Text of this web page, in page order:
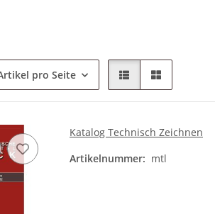
pro Seite
Katalog Technisch Zeichnen
Artikelnummer: mtl